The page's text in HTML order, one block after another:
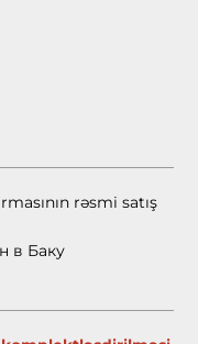
rəsmi satış
в Баку